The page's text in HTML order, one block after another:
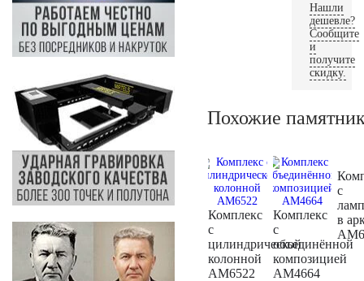
Нашли
дешевле?
Сообщите
и
получите
скидку.
Похожие
Комплекс
с
цилиндрической
колонной
AM6522
Комплекс
с
объединённой
композицией
AM4664
с
в